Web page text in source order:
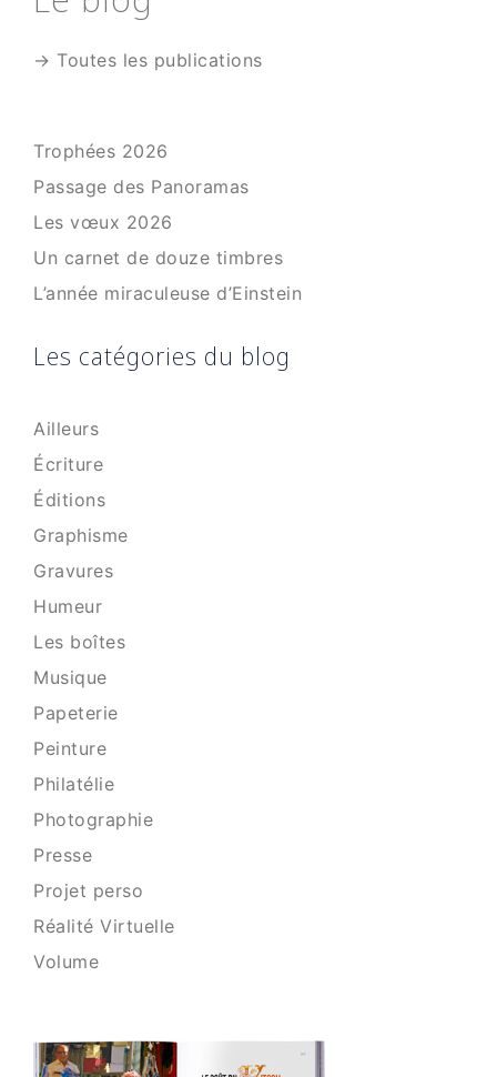
→ Toutes les publications
Trophées 2026
Passage des Panoramas
Les vœux 2026
Un carnet de douze timbres
L’année miraculeuse d’Einstein
Les catégories du blog
Ailleurs
Écriture
Éditions
Graphisme
Gravures
Humeur
Les boîtes
Musique
Papeterie
Peinture
Philatélie
Photographie
Presse
Projet perso
Réalité Virtuelle
Volume